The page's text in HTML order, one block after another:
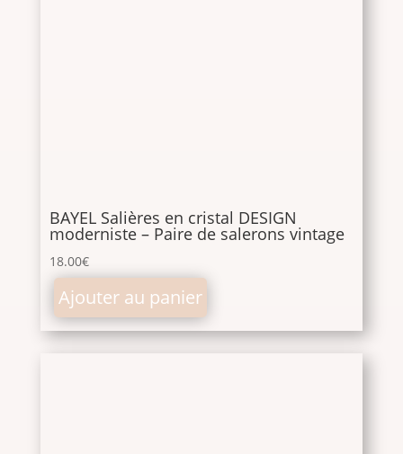
BAYEL Salières en cristal DESIGN
moderniste – Paire de salerons vintage
18.00€
Ajouter au panier